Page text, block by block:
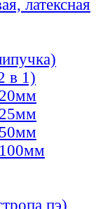
латексная
в 1)
пэ)